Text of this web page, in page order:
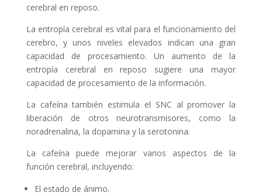
cerebral en reposo.
La entropía cerebral es vital para el funcionamiento del
cerebro, y unos niveles elevados indican una gran
capacidad de procesamiento. Un aumento de la
entropía cerebral en reposo sugiere una mayor
capacidad de procesamiento de la información.
La cafeína también estimula el SNC al promover la
liberación de otros neurotransmisores, como la
noradrenalina, la dopamina y la serotonina.
La cafeína puede mejorar varios aspectos de la
función cerebral, incluyendo:
El estado de ánimo.